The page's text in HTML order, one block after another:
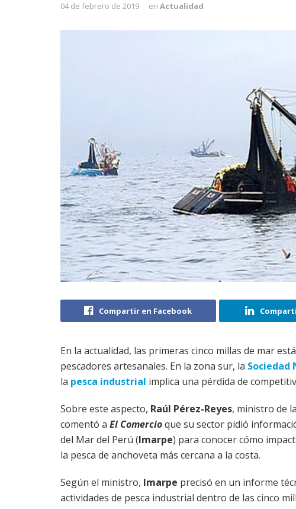
04 de febrero de 2019 en Actualidad
Compartir en Facebook
En la actualidad, las primeras cinco millas de mar
pescadores artesanales. En la zona sur, la Sociedad
la pesca industrial implica una pérdida de
Sobre este aspecto, Raúl Pérez-Reyes, ministro de
comentó a El Comercioque su sector pidió
del Mar del Perú (Imarpe) para conocer cómo
la pesca de anchoveta más cercana a la costa.
Según el ministro, Imarpe precisó en un informe
actividades de pesca industrial dentro de las cinco